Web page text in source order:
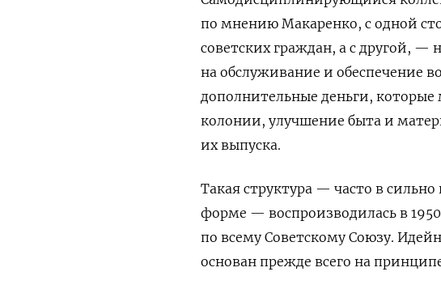
по мнению Макаренко, с одной
советских граждан, а с другой, —
на обслуживание и обеспечение
дополнительные деньги, которые
колонии, улучшение быта и
их выпуска.
Такая структура — часто в
форме — воспроизводилась в
по всему Советскому Союзу.
основан прежде всего на